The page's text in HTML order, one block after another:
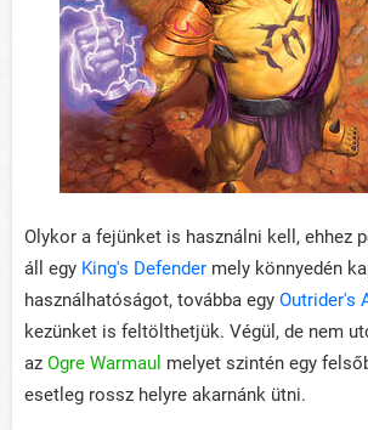
Olykor a fejünket is használni kell, ehhez
áll egy King's Defender mely könnyedén
használhatóságot, továbba egy Outrider's
kezünket is feltölthetjük. Végül, de nem
az Ogre Warmaul melyet szintén egy
esetleg rossz helyre akarnánk ütni.